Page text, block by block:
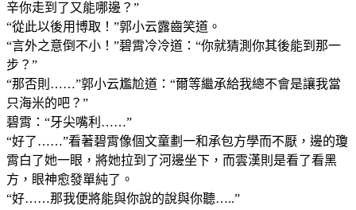
辛你走到了又能哪邊？”
“從此以後用博取！”郭小云露齒笑道。
“言外之意倒不小！”碧霄冷冷道：“你就猜測你其後能到那一
步？”
“那否則……”郭小云尷尬道：“爾等繼承給我總不會是讓我當
只海米的吧？”
碧霄：“牙尖嘴利……”
“好了……”看著碧霄像個文童劃一和承包方學而不厭，邊的瓊
霄白了她一眼，將她拉到了河邊坐下，而雲漢則是看了看黑
方，眼神愈發單純了。
“好……那我便將能與你說的說與你聽…..”